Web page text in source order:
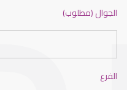
ضعف نظر الاطفال
الجوال (مطلوب)
الفرع